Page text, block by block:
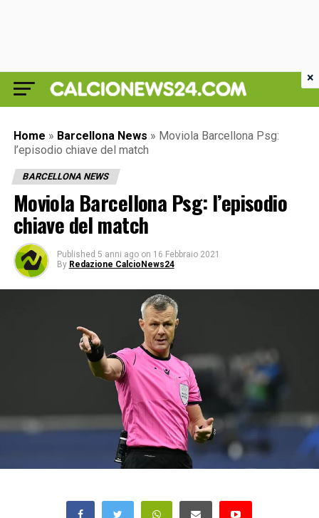
Home » Barcellona News » Moviola Barcellona Psg:
l’episodio chiave del match
BARCELLONA NEWS
Moviola Barcellona Psg: l’episodio
chiave del match
Published 5 anni ago on 16 Febbraio 2021
By Redazione CalcioNews24
×